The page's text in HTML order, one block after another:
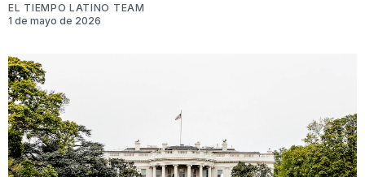
EL TIEMPO LATINO TEAM
1 de mayo de 2026